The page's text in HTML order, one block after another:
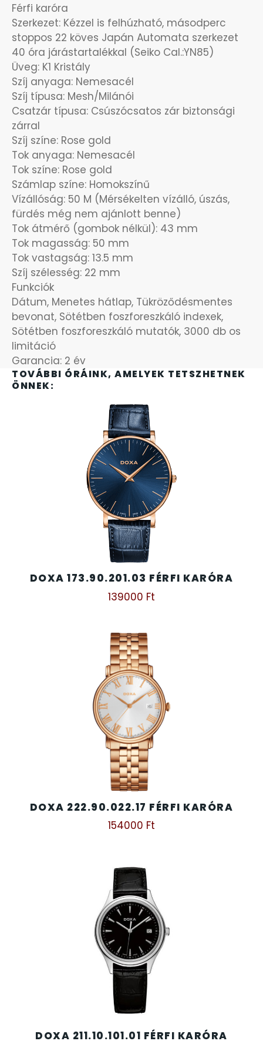
TOVÁBBI ÓRÁINK, AMELYEK TETSZHETNEK
ÖNNEK:
DOXA 173.90.201.03 FÉRFI KARÓRA
139000 Ft
DOXA 222.90.022.17 FÉRFI KARÓRA
154000 Ft
DOXA 211.10.101.01 FÉRFI KARÓRA
Férfi karóra
Szerkezet: Kézzel is felhúzható, másodperc
stoppos 22 köves Japán Automata szerkezet
40 óra járástartalékkal (Seiko Cal.:YN85)
Üveg: K1 Kristály
Szíj anyaga: Nemesacél
Szíj típusa: Mesh/Milánói
Csatzár típusa: Csúszócsatos zár biztonsági
zárral
Szíj színe: Rose gold
Tok anyaga: Nemesacél
Tok színe: Rose gold
Számlap színe: Homokszínű
Vízállóság: 50 M (Mérsékelten vízálló, úszás,
fürdés még nem ajánlott benne)
Tok átmérő (gombok nélkül): 43 mm
Tok magasság: 50 mm
Tok vastagság: 13.5 mm
Szíj szélesség: 22 mm
Funkciók
Dátum, Menetes hátlap, Tükröződésmentes
bevonat, Sötétben foszforeszkáló indexek,
Sötétben foszforeszkáló mutatók, 3000 db os
limitáció
Garancia: 2 év
ÖNGYÚJTÓK
ÓRAFORGATÓK
ÓRÁS GÉPEK
ÓRATARTÓ DOBOZOK
ORIENT
POLICE
PULSAR
SANTA BARBARA
SECTOR
SEIKO
SENCOR
SERGIO TACCHINI
SZÁMOLÓGÉPEK
TIMESTAR HÁLÓZATI ÉBRESZTŐÓRÁK
TISSOT
ZSOLNAY PORCELÁN